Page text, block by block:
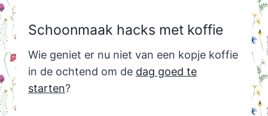
Schoonmaak hacks met koffie
Wie geniet er nu niet van een kopje koffie
in de ochtend om de dag goed te
starten?